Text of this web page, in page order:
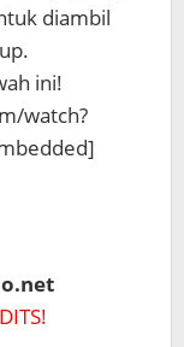
diambil
ini!
watch?